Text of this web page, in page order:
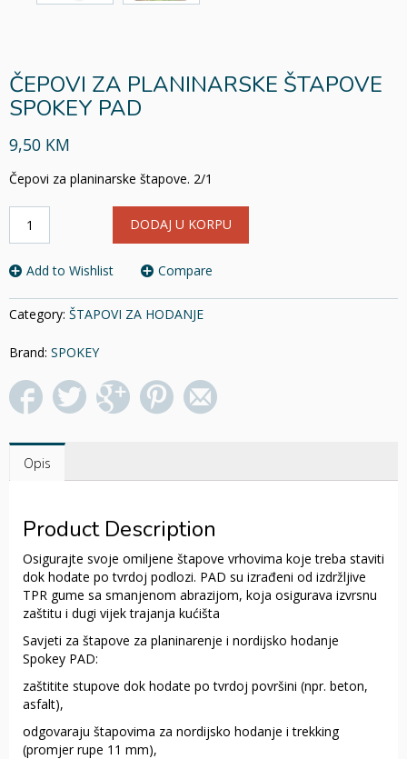
ČEPOVI ZA PLANINARSKE ŠTAPOVE
SPOKEY PAD
9,50 KM
Čepovi za planinarske štapove. 2/1
ŠTAPOVE
PAD
količina
DODAJ U KORPU
Add to Wishlist Compare
Category: ŠTAPOVI ZA HODANJE
Brand: SPOKEY
Opis
Product Description
Osigurajte svoje omiljene štapove vrhovima koje treba staviti
dok hodate po tvrdoj podlozi. PAD su izrađeni od izdržljive
TPR gume sa smanjenom abrazijom, koja osigurava izvrsnu
zaštitu i dugi vijek trajanja kućišta
Savjeti za štapove za planinarenje i nordijsko hodanje
Spokey PAD:
zaštitite stupove dok hodate po tvrdoj površini (npr. beton,
asfalt),
odgovaraju štapovima za nordijsko hodanje i trekking
(promjer rupe 11 mm),